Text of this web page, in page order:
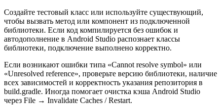
Создайте тестовый класс или используйте существующий,
чтобы вызвать метод или компонент из подключенной
библиотеки. Если код компилируется без ошибок и
автодополнение в Android Studio распознает классы
библиотеки, подключение выполнено корректно.
Если возникают ошибки типа «Cannot resolve symbol» или
«Unresolved reference», проверьте версию библиотеки, наличие
всех зависимостей и корректность указания репозитория в
build.gradle. Иногда помогает очистка кэша Android Studio
через File → Invalidate Caches / Restart.